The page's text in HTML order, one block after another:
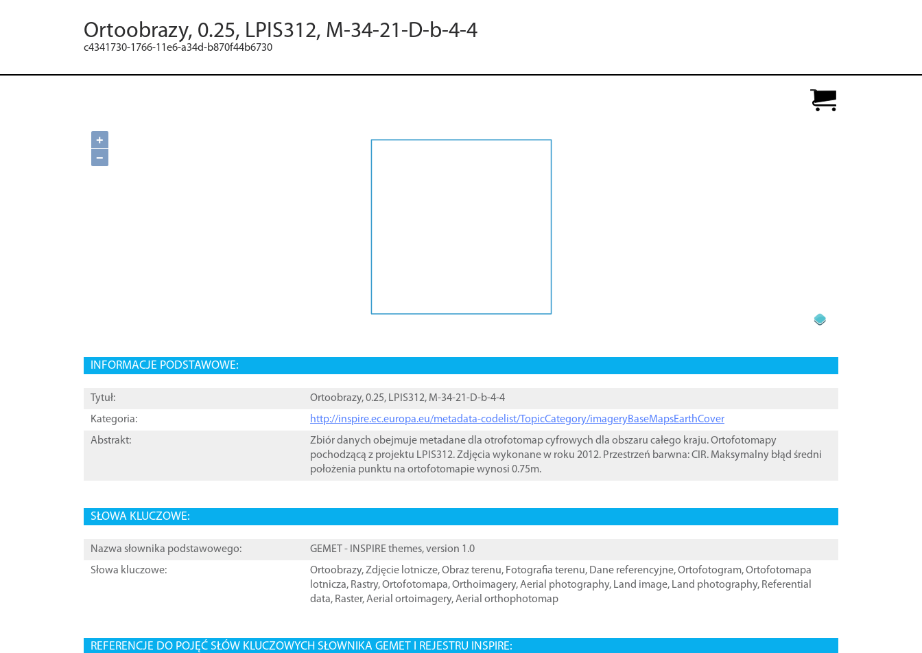
Ortoobrazy, 0.25, LPIS312, M-34-21-D-b-4-4
c4341730-1766-11e6-a34d-b870f44b6730
+
−
INFORMACJE PODSTAWOWE:
Tytuł:
Ortoobrazy, 0.25, LPIS312, M-34-21-D-b-4-4
Kategoria:
http://inspire.ec.europa.eu/metadata-codelist/TopicCategory/imageryBaseMapsEarthCover
Abstrakt:
Zbiór danych obejmuje metadane dla otrofotomap cyfrowych dla obszaru całego kraju. Ortofotomapy
pochodzącą z projektu LPIS312. Zdjęcia wykonane w roku 2012. Przestrzeń barwna: CIR. Maksymalny błąd średni
położenia punktu na ortofotomapie wynosi 0.75m.
SŁOWA KLUCZOWE:
Nazwa słownika podstawowego:
GEMET - INSPIRE themes, version 1.0
Słowa kluczowe:
Ortoobrazy,Zdjęcie lotnicze,Obraz terenu, Fotografia terenu, Dane referencyjne,Ortofotogram,Ortofotomapa
lotnicza, Rastry,Ortofotomapa,Orthoimagery,Aerial photography, Land image, Land photography, Referential
data, Raster,Aerial ortoimagery,Aerial orthophotomap
REFERENCJE DO POJĘĆ SŁÓW KLUCZOWYCH SŁOWNIKA GEMET I REJESTRU INSPIRE: